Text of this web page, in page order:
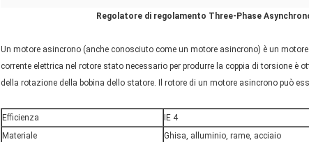
Regolatore di regolamento Three-Phase
Un motore asincrono (anche conosciuto come un motore asincrono) è un
corrente elettrica nel rotore stato necessario per produrre la coppia di torsione
della rotazione della bobina dello statore. Il rotore di un motore asincrono può
Efficienza
IE 4
Materiale
Ghisa, alluminio, rame, acciaio